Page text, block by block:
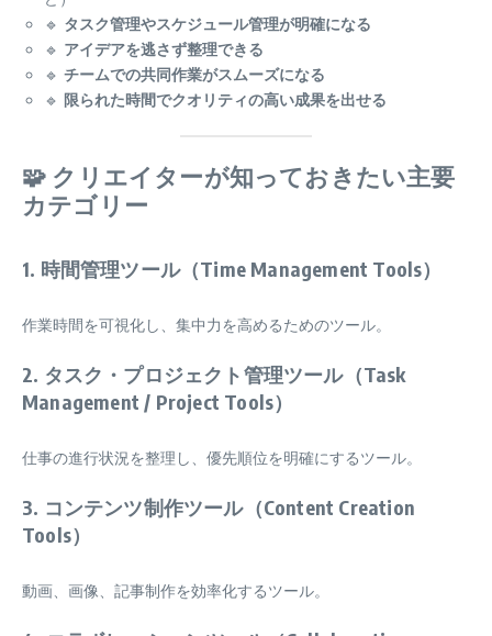
🔹 タスク管理やスケジュール管理が明確になる
🔹 アイデアを逃さず整理できる
🔹 チームでの共同作業がスムーズになる
🔹 限られた時間でクオリティの高い成果を出せる
🧩 クリエイターが知っておきたい主要
カテゴリー
1. 時間管理ツール（Time Management Tools）
作業時間を可視化し、集中力を高めるためのツール。
2. タスク・プロジェクト管理ツール（Task
Management / Project Tools）
仕事の進行状況を整理し、優先順位を明確にするツール。
3. コンテンツ制作ツール（Content Creation
Tools）
動画、画像、記事制作を効率化するツール。